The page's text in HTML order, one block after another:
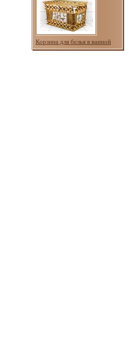
Корзина для белья в ванной